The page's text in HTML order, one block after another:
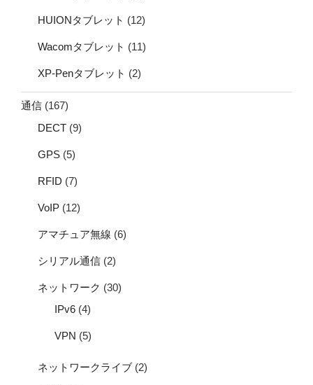
HUIONタブレット (12)
Wacomタブレット (11)
XP-Penタブレット (2)
通信 (167)
DECT (9)
GPS (5)
RFID (7)
VoIP (12)
アマチュア無線 (6)
シリアル通信 (2)
ネットワーク (30)
IPv6 (4)
VPN (5)
ネットワークライブ (2)